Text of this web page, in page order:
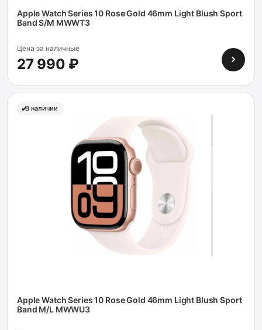
Apple Watch Series 10 Rose Gold 46mm Light Blush Sport
Band S/M MWWT3
Цена за наличные
27 990 ₽
В наличии
Apple Watch Series 10 Rose Gold 46mm Light Blush Sport
Band M/L MWWU3